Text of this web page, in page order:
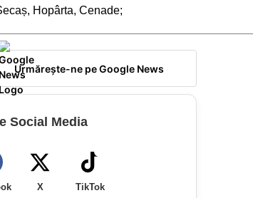
Hopârta, Cenade;
Urmărește-ne pe Google News
Social Media
X TikTok